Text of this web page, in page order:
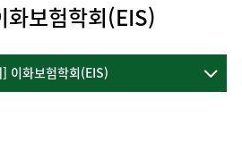
보험학회(EIS)
이화보험학회(EIS)